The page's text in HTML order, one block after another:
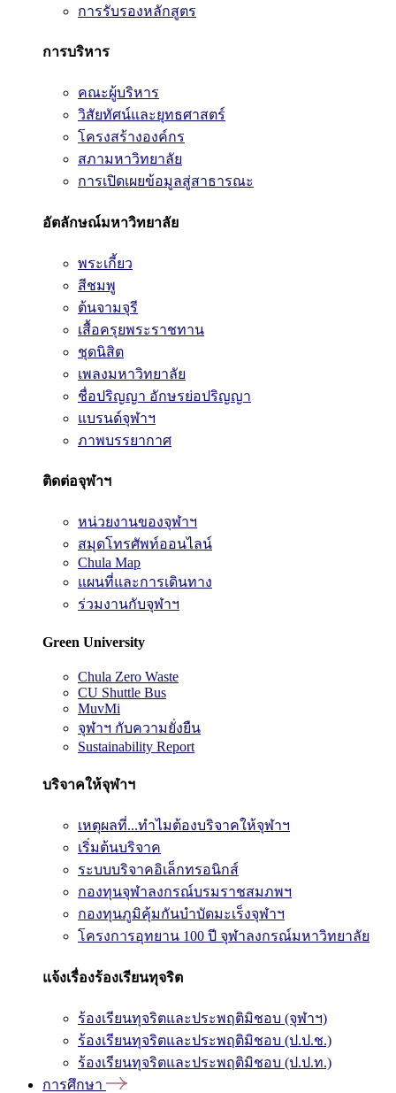
การรับรองหลักสูตร
การบริหาร
คณะผู้บริหาร
วิสัยทัศน์และยุทธศาสตร์
โครงสร้างองค์กร
สภามหาวิทยาลัย
การเปิดเผยข้อมูลสู่สาธารณะ
อัตลักษณ์มหาวิทยาลัย
พระเกี้ยว
สีชมพู
ต้นจามจุรี
เสื้อครุยพระราชทาน
ชุดนิสิต
เพลงมหาวิทยาลัย
ชื่อปริญญา อักษรย่อปริญญา
แบรนด์จุฬาฯ
ภาพบรรยากาศ
ติดต่อจุฬาฯ
หน่วยงานของจุฬาฯ
สมุดโทรศัพท์ออนไลน์
Chula Map
แผนที่และการเดินทาง
ร่วมงานกับจุฬาฯ
Green University
Chula Zero Waste
CU Shuttle Bus
MuvMi
จุฬาฯ กับความยั่งยืน
Sustainability Report
บริจาคให้จุฬาฯ
เหตุผลที่...ทำไมต้องบริจาคให้จุฬาฯ
เริ่มต้นบริจาค
ระบบบริจาคอิเล็กทรอนิกส์
กองทุนจุฬาลงกรณ์บรมราชสมภพฯ
กองทุนภูมิคุ้มกันบำบัดมะเร็งจุฬาฯ
โครงการอุทยาน 100 ปี จุฬาลงกรณ์มหาวิทยาลัย
แจ้งเรื่องร้องเรียนทุจริต
ร้องเรียนทุจริตและประพฤติมิชอบ (จุฬาฯ)
ร้องเรียนทุจริตและประพฤติมิชอบ (ป.ป.ช.)
ร้องเรียนทุจริตและประพฤติมิชอบ (ป.ป.ท.)
การศึกษา